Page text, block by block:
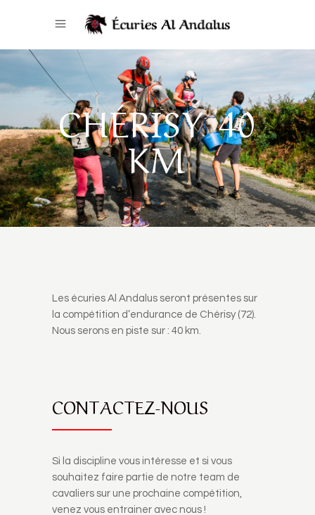
CHÉRISY 40
KM
Les écuries Al Andalus seront présentes sur
la compétition d’endurance de Chérisy (72).
Nous serons en piste sur : 40 km.
CONTACTEZ-NOUS
Si la discipline vous intéresse et si vous
souhaitez faire partie de notre team de
cavaliers sur une prochaine compétition,
venez vous entrainer avec nous !